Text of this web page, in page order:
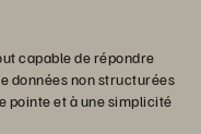
capable de répondre
données non structurées
pointe et à une simplicité